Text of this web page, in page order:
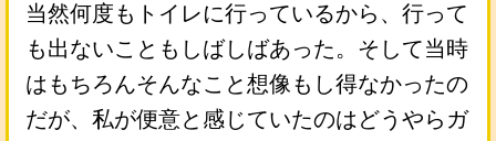
当然何度もトイレに行っているから、行って
も出ないこともしばしばあった。そして当時
はもちろんそんなこと想像もし得なかったの
だが、私が便意と感じていたのはどうやらガ